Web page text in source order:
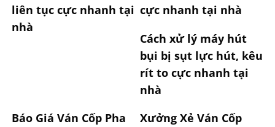
liên tục cực nhanh tại
nhà
cực nhanh tại nhà
Cách xử lý máy hút
bụi bị sụt lực hút, kêu
rít to cực nhanh tại
nhà
Báo Giá Ván Cốp Pha
Xưởng Xẻ Ván Cốp